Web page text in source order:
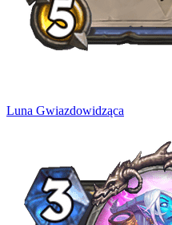
Luna Gwiazdowidząca